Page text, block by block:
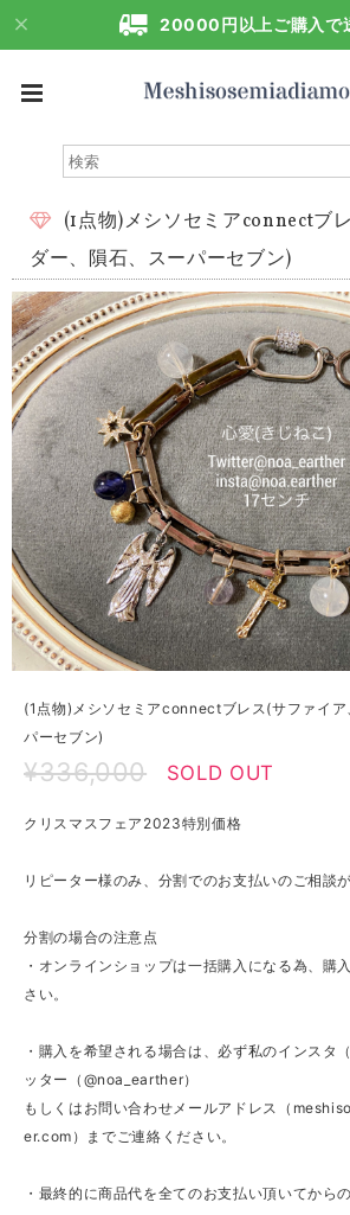
20000円以上ご購入で
(1点物)メシソセミアconnectブ
ダー、隕石、スーパーセブン)
(1点物)メシソセミアconnectブレス(サファイア
パーセブン)
¥336,000 SOLD OUT
クリスマスフェア2023特別価格
リピーター様のみ、分割でのお支払いのご相談
分割の場合の注意点
・オンラインショップは一括購入になる為、購
さい。
・購入を希望される場合は、必ず私のインスタ
ッター（@noa_earther）
もしくはお問い合わせメールアドレス（
er.com ）までご連絡ください。
・最終的に商品代を全てのお支払い頂いてから